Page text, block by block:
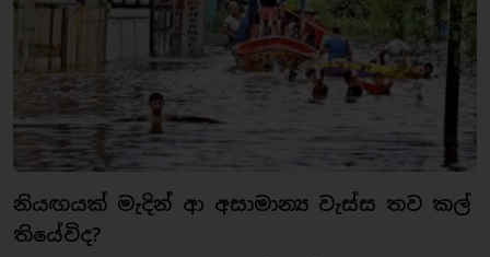
නියඟයක් මැදින් ආ අසාමාන්‍ය වැස්ස තව කල්
තියේවිද?